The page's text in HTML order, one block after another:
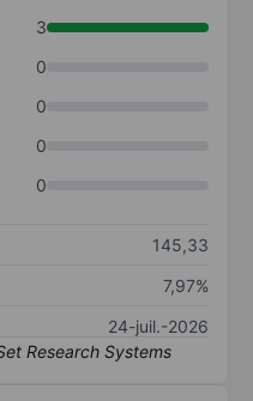
3
0
0
0
0
145,33
7,97%
24-juil.-2026